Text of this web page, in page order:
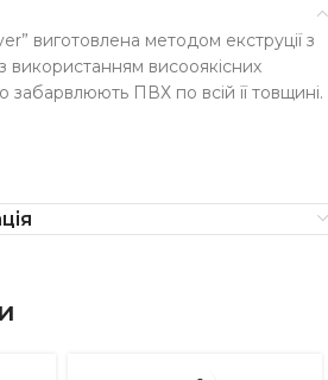
виготовлена методом екструції з
використанням висооякісних
забарвлюють ПВХ по всій її товщині.